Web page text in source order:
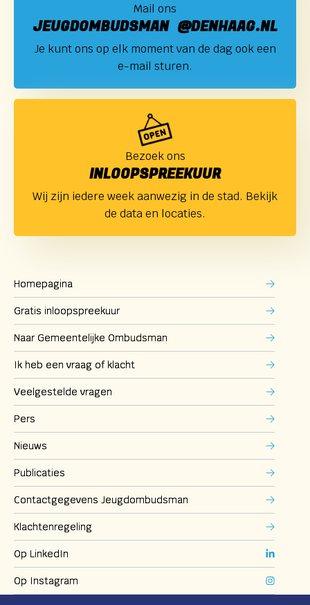
Mail ons
JEUGDOMBUDSMAN @DENHAAG.NL
Je kunt ons op elk moment van de dag ook een
e-mail sturen.
Bezoek ons
INLOOPSPREEKUUR
Wij zijn iedere week aanwezig in de stad. Bekijk
de data en locaties.
Homepagina
Gratis inloopspreekuur
Naar Gemeentelijke Ombudsman
Ik heb een vraag of klacht
Veelgestelde vragen
Pers
Nieuws
Publicaties
Contactgegevens Jeugdombudsman
Klachtenregeling
Op LinkedIn
Op Instagram